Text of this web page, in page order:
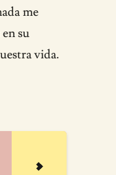
me
su
vida.